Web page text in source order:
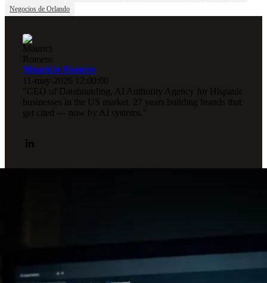
Negocios de Orlando
Mauricio Romero
11-may-2026 12:00:00
"CEO of Databranding, AI Authority Agency for Hispanic
businesses in the US market. 27 years building brands that
get cited — now by AI systems."